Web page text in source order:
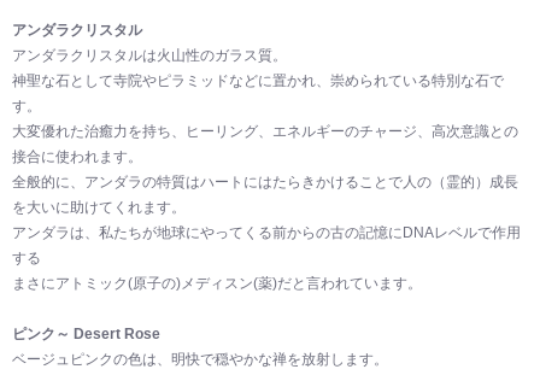
アンダラクリスタル
アンダラクリスタルは火山性のガラス質。
神聖な石として寺院やピラミッドなどに置かれ、崇められている特別な石で
す。
大変優れた治癒力を持ち、ヒーリング、エネルギーのチャージ、高次意識との
接合に使われます。
全般的に、アンダラの特質はハートにはたらきかけることで人の（霊的）成長
を大いに助けてくれます。
アンダラは、私たちが地球にやってくる前からの古の記憶にDNAレベルで作用
する
まさにアトミック(原子の)メディスン(薬)だと言われています。
ピンク～ Desert Rose
ベージュピンクの色は、明快で穏やかな禅を放射します。